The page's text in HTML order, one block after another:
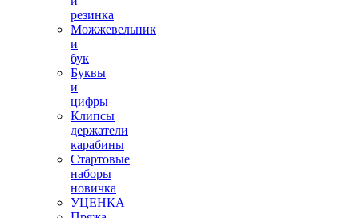
резинка
Можжевельник
и
бук
Буквы
и
цифры
Клипсы
держатели
карабины
Стартовые
наборы
новичка
УЦЕНКА